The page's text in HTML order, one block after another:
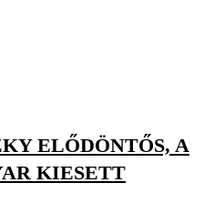
ELŐDÖNTŐS, A
KIESETT